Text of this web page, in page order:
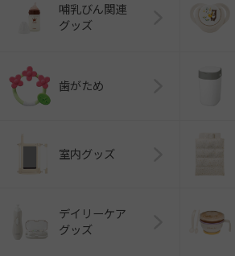
哺乳びん関連
グッズ
歯がため
室内グッズ
デイリーケア
グッズ